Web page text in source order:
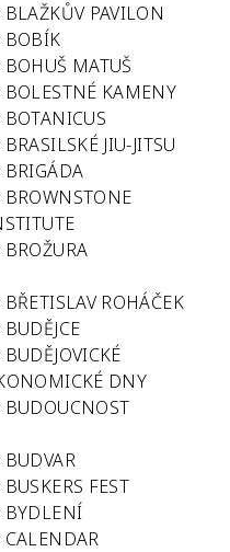
BLAŽKŮV PAVILON
BOBÍK
BOHUŠ MATUŠ
BOLESTNÉ KAMENY
BOTANICUS
BRASILSKÉ JIU-JITSU
BRIGÁDA
BROWNSTONE
BROŽURA
BŘETISLAV ROHÁČEK
BUDĚJCE
BUDĚJOVICKÉ
DNY
BUDOUCNOST
BUDVAR
BUSKERS FEST
BYDLENÍ
CALENDAR